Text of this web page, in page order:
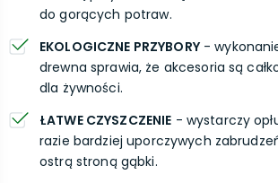
do gorących potraw.
EKOLOGICZNE PRZYBORY-
drewna sprawia, że akcesoria są
dla żywności.
ŁATWE CZYSZCZENIE - wystarczy
razie bardziej uporczywych
ostrą stroną gąbki.